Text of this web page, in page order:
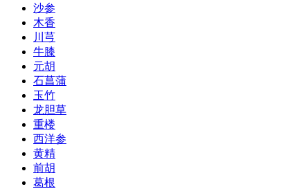
沙参
木香
川芎
牛膝
元胡
石菖蒲
玉竹
龙胆草
重楼
西洋参
黄精
前胡
葛根